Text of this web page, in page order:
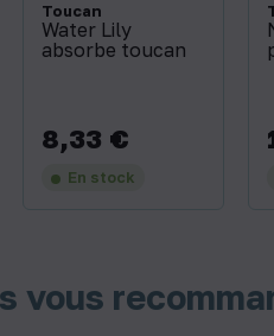
Toucan
Water Lily
absorbe toucan
Prix
8,33 €
En stock
vous